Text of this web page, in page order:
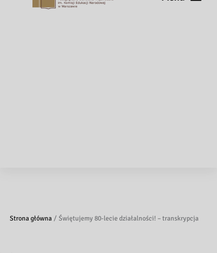
Strona główna Świętujemy 80-lecie działalności! – transkrypcja